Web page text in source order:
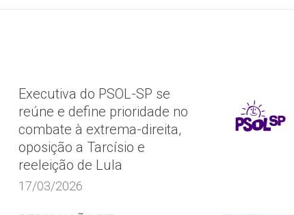
Executiva do PSOL-SP se
reúne e define prioridade no
combate à extrema-direita,
oposição a Tarcísio e
reeleição de Lula
17/03/2026